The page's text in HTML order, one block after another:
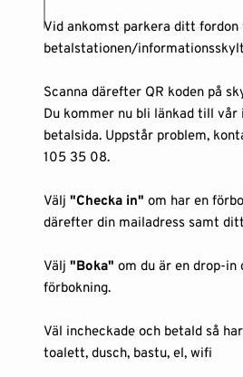
Vid ankomst parkera ditt fordon
betalstationen/
Scanna därefter QR koden på
Du kommer nu bli länkad till vår
betalsida. Uppstår problem,
105 35 08.
Välj "Checka in" om har en
därefter din mailadress samt
Välj "Boka" om du är en drop-in
förbokning.
Väl incheckade och betald så
toalett, dusch, bastu, el, wifi